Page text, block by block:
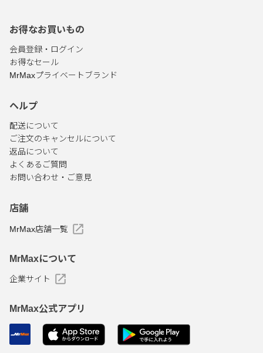
お得なお買いもの
会員登録・ログイン
お得なセール
MrMaxプライベートブランド
ヘルプ
配送について
ご注文のキャンセルについて
返品について
よくあるご質問
お問い合わせ・ご意見
店舗
MrMax店舗一覧
MrMaxについて
企業サイト
MrMax公式アプリ